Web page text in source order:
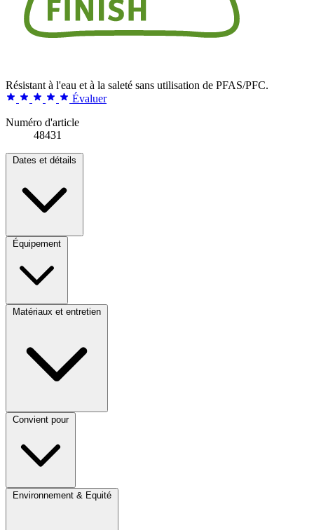
Résistant à l'eau et à la saleté sans utilisation de PFAS/PFC.
Évaluer
Numéro d'article
48431
Dates et détails
Équipement
Matériaux et entretien
Convient pour
Environnement & Equité